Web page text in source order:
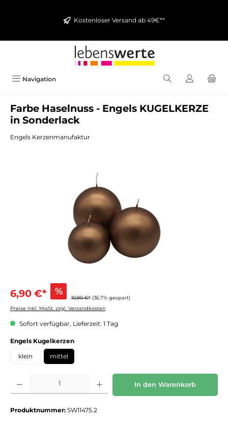
Kostenloser Versand ab 49€**
Navigation
Farbe Haselnuss - Engels KUGELKERZE
in Sonderlack
Engels Kerzenmanufaktur
6,90 €* %
10,90 €* (36.7% gespart)
Preise inkl. MwSt. zzgl. Versandkosten
Sofort verfügbar, Lieferzeit: 1 Tag
Engels Kugelkerzenauswählen
klein mittel
Produkt Anzahl: Gib den gewünschten Wert ein oder benutze die Schaltflächen um
In den Warenkorb
Produktnummer: SW11475.2